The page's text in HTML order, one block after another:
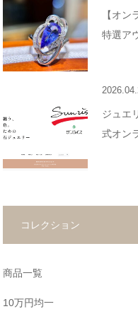
【オン
特選ア
ジュエ
式オン
コレクション
商品一覧
10万円均一